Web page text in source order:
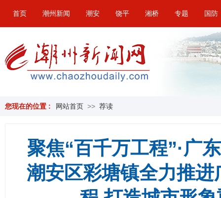
首页 潮州新闻 潮安 饶平 湘桥 专题 国防
您现在的位置 : 网站首页 >> 荐读
聚焦“百千万工程”·广
潮安区彩塘镇全力推进